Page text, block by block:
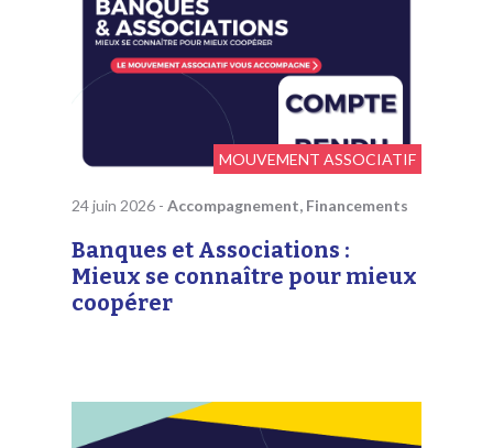
MOUVEMENT ASSOCIATIF
24 juin 2026 - Accompagnement, Financements
Banques et Associations :
Mieux se connaître pour mieux
coopérer